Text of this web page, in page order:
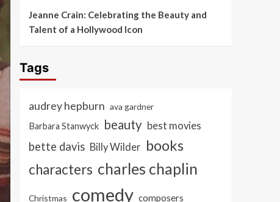
Jeanne Crain: Celebrating the Beauty and
Talent of a Hollywood Icon
Tags
audrey hepburn ava gardner
Barbara Stanwyck
beauty best movies
bette davis Billy Wilder books
characters charles chaplin
Christmas comedy composers